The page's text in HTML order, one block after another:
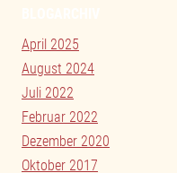
April 2025
August 2024
Juli 2022
Februar 2022
Dezember 2020
Oktober 2017